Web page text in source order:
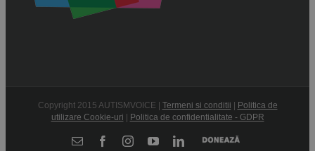
Copyright 2015 AUTISMVOICE | Termeni si conditii
Politica de
utilizare Cookie-uri
Politica de confidentialitate - GDPR
E-
FacebookInstagramYouTubeLinkedIn
Donează